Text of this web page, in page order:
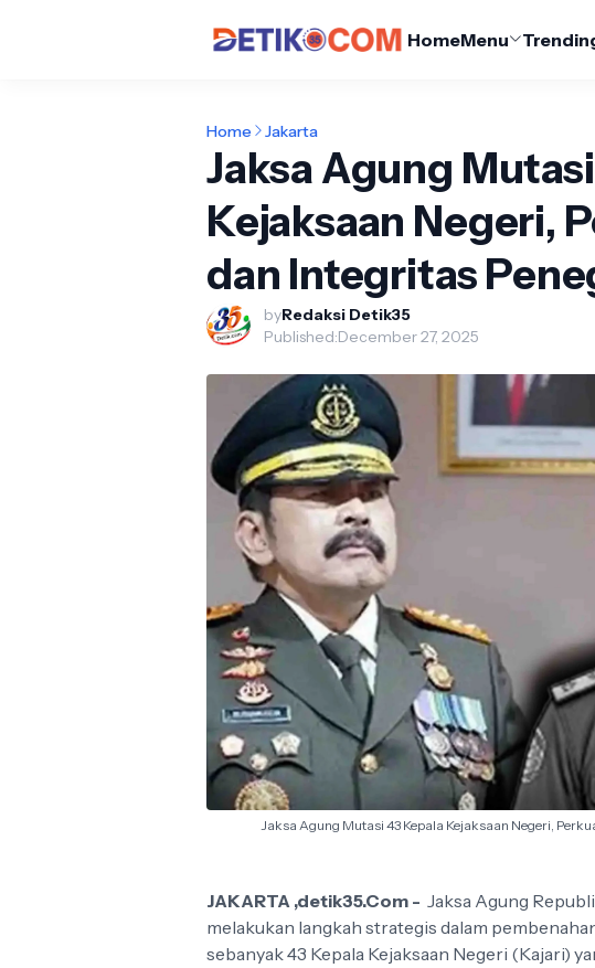
HomeMenu
Home Jakarta
Jaksa Agung
Kejaksaan Negeri,
dan Integritas
byRedaksi Detik35
Published:December 27, 2025
Jaksa Agung Mutasi 43 Kepala Kejaksaan Negeri,
JAKARTA ,detik35.Com - Jaksa Agung
melakukan langkah strategis dalam
sebanyak 43 Kepala Kejaksaan Negeri (Kajari)